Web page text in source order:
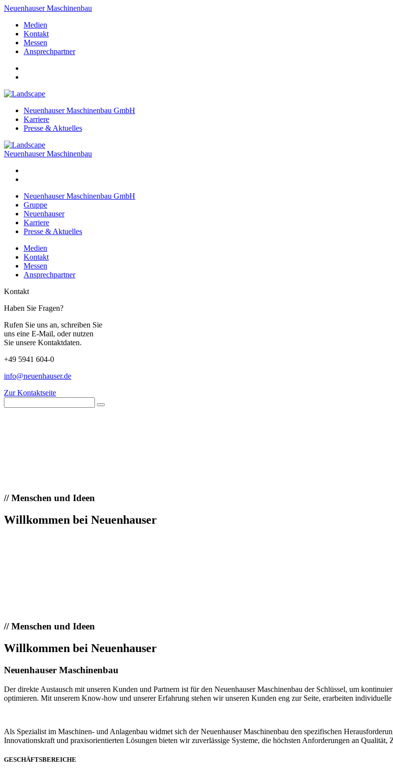
Neuenhauser Maschinenbau
Medien
Kontakt
Messen
Ansprechpartner
Neuenhauser Maschinenbau GmbH
Karriere
Presse & Aktuelles
Neuenhauser Maschinenbau
Neuenhauser Maschinenbau GmbH
Gruppe
Neuenhauser
Karriere
Presse & Aktuelles
Medien
Kontakt
Messen
Ansprechpartner
Kontakt
Haben Sie Fragen?
Rufen Sie uns an, schreiben Sie
uns eine E-Mail, oder nutzen
Sie unsere Kontaktdaten.
+49 5941 604-0
info@neuenhauser.de
Zur Kontaktseite
//Menschen und Ideen
Willkommen bei Neuenhauser
//Menschen und Ideen
Willkommen bei Neuenhauser
Neuenhauser Maschinenbau
Der direkte Austausch mit unseren Kunden und Partnern ist für den Neuenhauser Maschinenbau der Schlüssel, um
optimieren. Mit unserem Know-how und unserer Erfahrung stehen wir unseren Kunden eng zur Seite, erarbeiten
Als Spezialist im Maschinen- und Anlagenbau widmet sich der Neuenhauser Maschinenbau den spezifischen
Innovationskraft und praxisorientierten Lösungen bieten wir zuverlässige Systeme, die höchsten Anforderungen an Qualität,
GESCHÄFTSBEREICHE